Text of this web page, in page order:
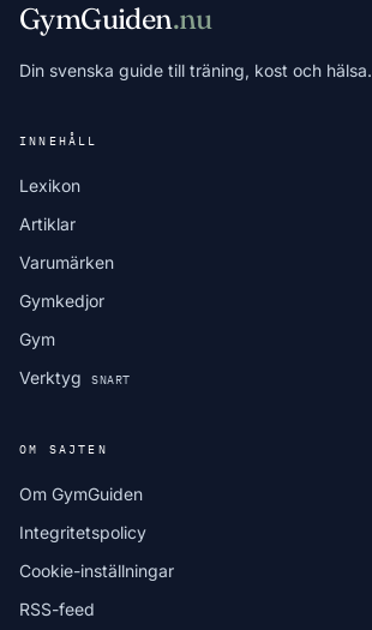
GymGuiden.nu
Din svenska guide till träning, kost och hälsa.
INNEHÅLL
Lexikon
Artiklar
Varumärken
Gymkedjor
Gym
Verktyg
SNART
OM SAJTEN
Om GymGuiden
Integritetspolicy
Cookie-inställningar
RSS-feed